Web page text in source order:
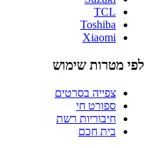
TCL
Toshiba
Xiaomi
לפי מטרות שימוש
צפייה בסרטים
ספורט חי
חיבוריות רשת
בית חכם